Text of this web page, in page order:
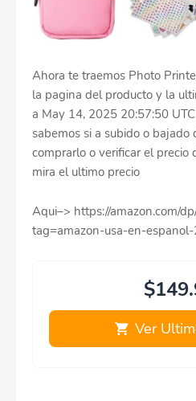
Ahora te traemos Photo
la pagina del producto y la
a May 14, 2025 20:57:50
sabemos si a subido o bajado
comprarlo o verificar el precio
mira el ultimo precio
Aqui–> https://amazon.com/
tag=amazon-usa-en-
Ver